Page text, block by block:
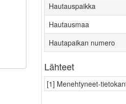
Hautauspaikka
Hautausmaa
Hautapaikan numero
Lähteet
[1] Menehtyneet-